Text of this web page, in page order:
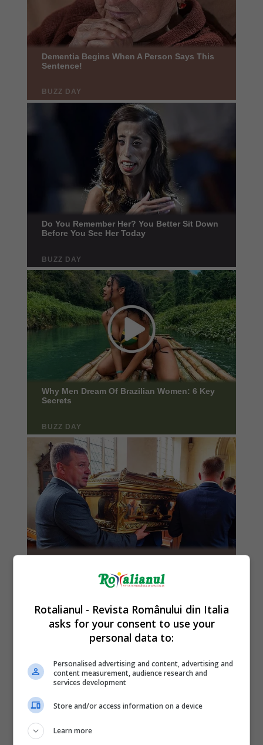
Rotalianul - Revista Românului din Italia
asks for your consent to use your
personal data to:
Personalised advertising and content, advertising and
content measurement, audience research and
services development
Store and/or access information on a device
Learn more